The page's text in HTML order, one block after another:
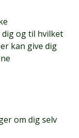
og til hvilket
kan give dig
om dig selv